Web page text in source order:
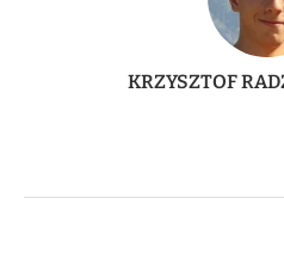
KRZYSZTOF